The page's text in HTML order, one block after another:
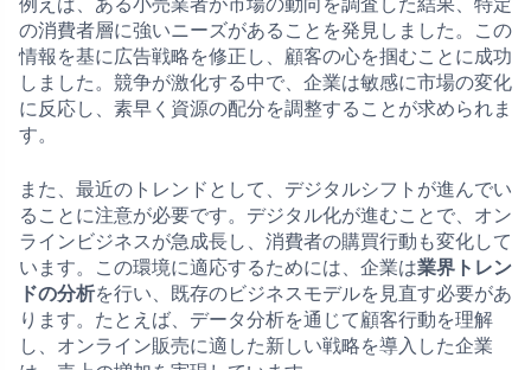
例えば、ある小売業者が市場の動向を調査した結果、特定
の消費者層に強いニーズがあることを発見しました。この
情報を基に広告戦略を修正し、顧客の心を掴むことに成功
しました。競争が激化する中で、企業は敏感に市場の変化
に反応し、素早く資源の配分を調整することが求められま
す。
また、最近のトレンドとして、デジタルシフトが進んでい
ることに注意が必要です。デジタル化が進むことで、オン
ラインビジネスが急成長し、消費者の購買行動も変化して
います。この環境に適応するためには、企業は業界トレン
ドの分析を行い、既存のビジネスモデルを見直す必要があ
ります。たとえば、データ分析を通じて顧客行動を理解
し、オンライン販売に適した新しい戦略を導入した企業